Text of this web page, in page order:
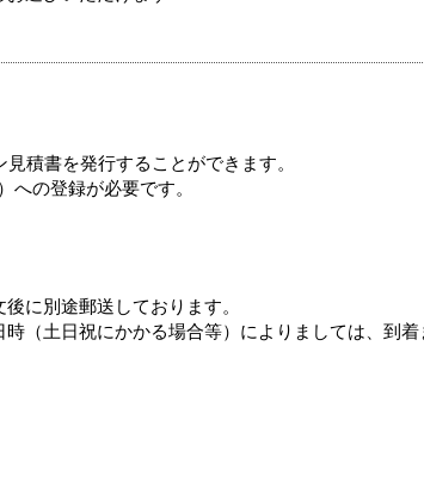
積書を発行することができます。
の登録が必要です。
に別途郵送しております。
（土日祝にかかる場合等）によりましては、到